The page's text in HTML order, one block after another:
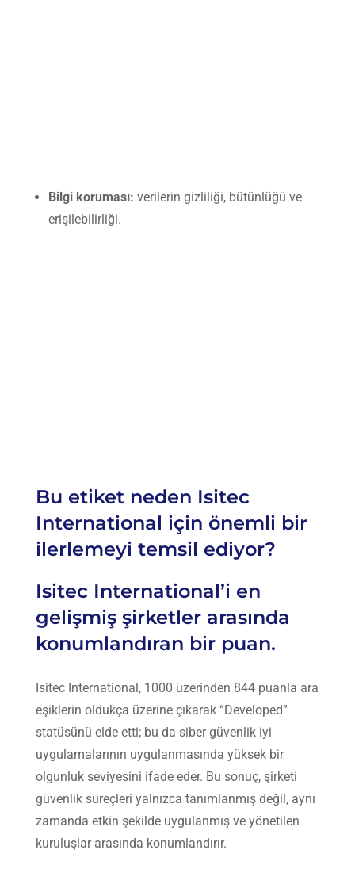
Bilgi koruması: verilerin gizliliği, bütünlüğü ve
erişilebilirliği.
Bu etiket neden Isitec
International için önemli bir
ilerlemeyi temsil ediyor?
Isitec International’i en
gelişmiş şirketler arasında
konumlandıran bir puan.
Isitec International, 1000 üzerinden 844 puanla ara
eşiklerin oldukça üzerine çıkarak “Developed”
statüsünü elde etti; bu da siber güvenlik iyi
uygulamalarının uygulanmasında yüksek bir
olgunluk seviyesini ifade eder. Bu sonuç, şirketi
güvenlik süreçleri yalnızca tanımlanmış değil, aynı
zamanda etkin şekilde uygulanmış ve yönetilen
kuruluşlar arasında konumlandırır.